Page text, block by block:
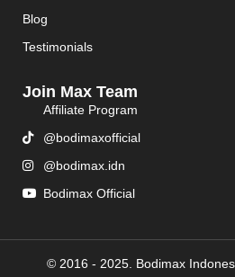
Blog
Testimonials
Join Max Team
Affiliate Program
@bodimaxofficial
@bodimax.idn
Bodimax Official
© 2016 - 2025. Bodimax